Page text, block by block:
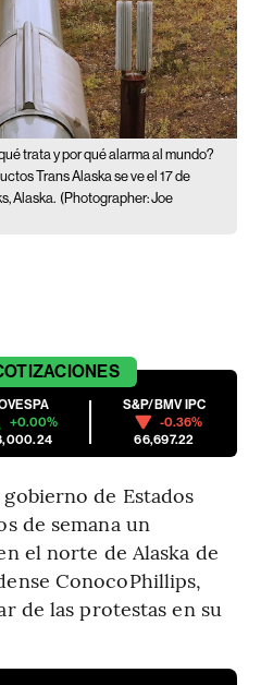
trata y por qué alarma al mundo?
Trans Alaska se ve el 17 de
Alaska. (Photographer: Joe
+0.00%
S&P/BMV IPC
-0.36%
66,697.22
de Estados
de semana un
el norte de Alaska de
ConocoPhillips,
de las protestas en su